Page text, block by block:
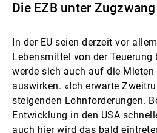
Die EZB unter Zugzwang
In der EU seien derzeit vor
Lebensmittel von der
werde sich auch auf die Mieten
auswirken. «Ich erwarte
steigenden Lohnforderungen.
Entwicklung in den USA
auch hier wird das bald